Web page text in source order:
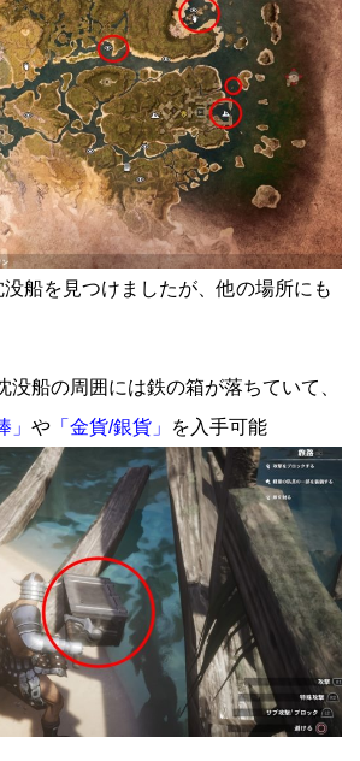
船を見つけましたが、他の場所にも
没船の周囲には鉄の箱が落ちていて、
」 や 「金貨/銀貨」 を入手可能